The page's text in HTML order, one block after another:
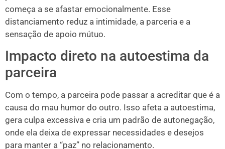
começa a se afastar emocionalmente. Esse
distanciamento reduz a intimidade, a parceria e a
sensação de apoio mútuo.
Impacto direto na autoestima da
parceira
Com o tempo, a parceira pode passar a acreditar que é a
causa do mau humor do outro. Isso afeta a autoestima,
gera culpa excessiva e cria um padrão de autonegação,
onde ela deixa de expressar necessidades e desejos
para manter a “paz” no relacionamento.